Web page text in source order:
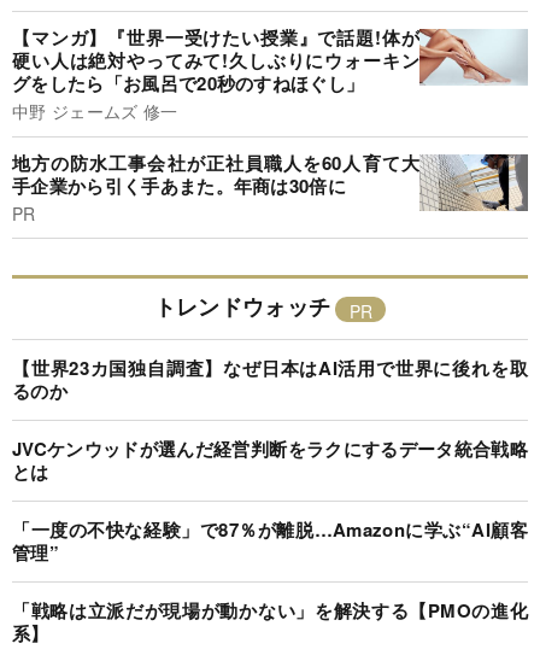
【マンガ】『世界一受けたい授業』で話題!体が
硬い人は絶対やってみて!久しぶりにウォーキン
グをしたら「お風呂で20秒のすねほぐし」
中野 ジェームズ 修一
地方の防水工事会社が正社員職人を60人育て大
手企業から引く手あまた。年商は30倍に
PR
トレンドウォッチ
【世界23カ国独自調査】なぜ日本はAI活用で世界に後れを取
るのか
JVCケンウッドが選んだ経営判断をラクにするデータ統合戦略
とは
「一度の不快な経験」で87％が離脱…Amazonに学ぶ“AI顧客
管理”
「戦略は立派だが現場が動かない」を解決する【PMOの進化
系】